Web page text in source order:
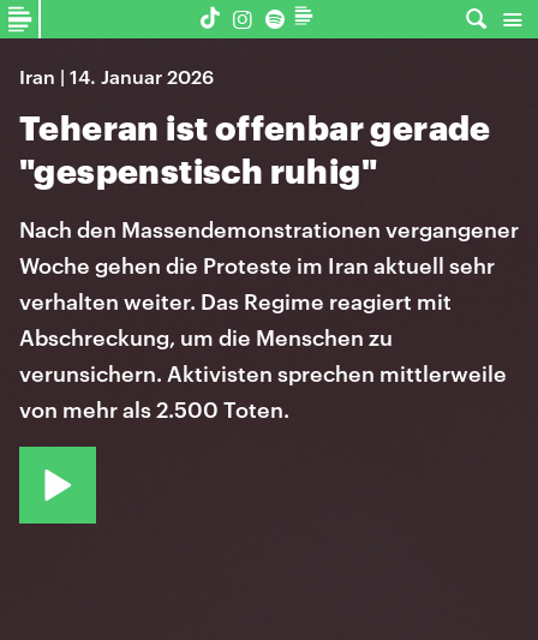
Iran | 14. Januar 2026
Teheran ist offenbar gerade
"gespenstisch ruhig"
Nach den Massendemonstrationen vergangener
Woche gehen die Proteste im Iran aktuell sehr
verhalten weiter. Das Regime reagiert mit
Abschreckung, um die Menschen zu
verunsichern. Aktivisten sprechen mittlerweile
von mehr als 2.500 Toten.